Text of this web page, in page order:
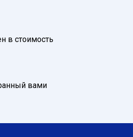
в стоимость
вами